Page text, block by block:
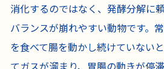
消化するのではなく、発酵分解に
バランスが崩れやすい動物です。
を食べて腸を動かし続けていない
てガスが溜まり、胃腸の動きが停